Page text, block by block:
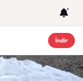
İndir